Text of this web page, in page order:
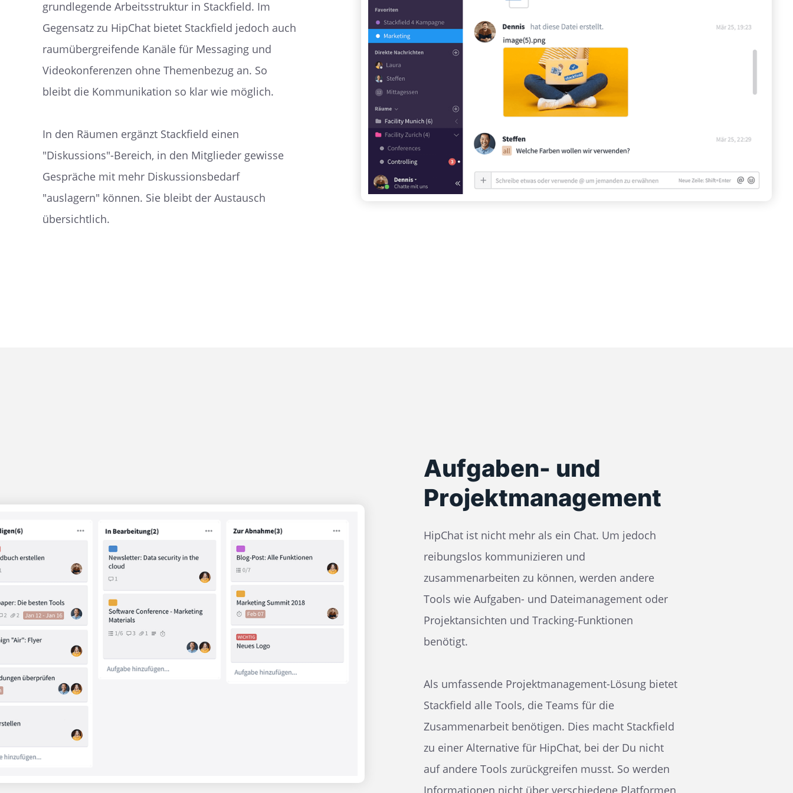
grundlegende Arbeitsstruktur in Stackfield. Im
Gegensatz zu HipChat bietet Stackfield jedoch auch
raumübergreifende Kanäle für Messaging und
Videokonferenzen ohne Themenbezug an. So
bleibt die Kommunikation so klar wie möglich.
In den Räumen ergänzt Stackfield einen
"Diskussions"-Bereich, in den Mitglieder gewisse
Gespräche mit mehr Diskussionsbedarf
"auslagern" können. Sie bleibt der Austausch
übersichtlich.
Aufgaben- und
Projektmanagement
HipChat ist nicht mehr als ein Chat. Um jedoch
reibungslos kommunizieren und
zusammenarbeiten zu können, werden andere
Tools wie Aufgaben- und Dateimanagement oder
Projektansichten und Tracking-Funktionen
benötigt.
Als umfassende Projektmanagement-Lösung bietet
Stackfield alle Tools, die Teams für die
Zusammenarbeit benötigen. Dies macht Stackfield
zu einer Alternative für HipChat, bei der Du nicht
auf andere Tools zurückgreifen musst. So werden
Informationen nicht über verschiedene Platformen